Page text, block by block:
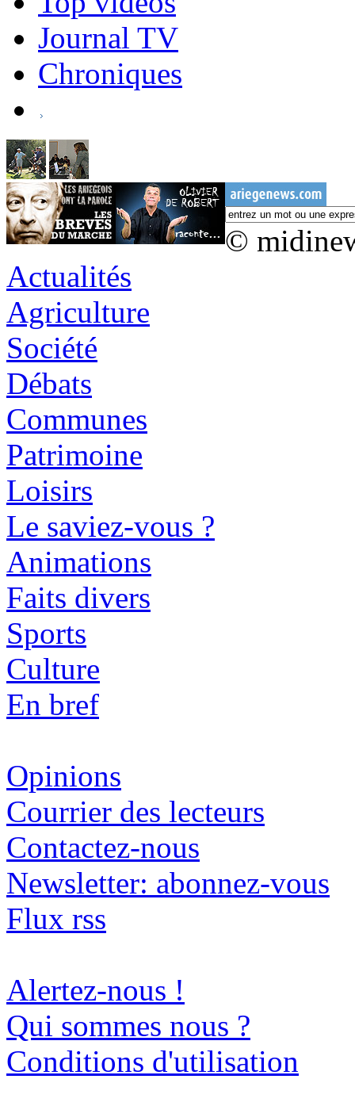
Journal TV
Chroniques
©
Actualités
Agriculture
Société
Débats
Communes
Patrimoine
Loisirs
Le saviez-vous ?
Animations
Faits divers
Sports
Culture
En bref
Opinions
Courrier des lecteurs
Contactez-nous
Newsletter: abonnez-vous
Flux rss
Alertez-nous !
Qui sommes nous ?
Conditions d'utilisation